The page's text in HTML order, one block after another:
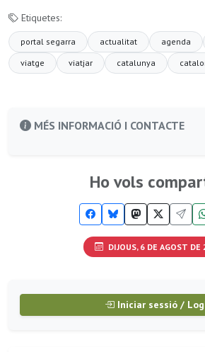
Etiquetes:
portal segarra actualitat agenda
viatge
viatjar catalunya
MÉS INFORMACIÓ I CONTACTE
Ho vols
DIJOUS, 6 DE AGOST DE
Iniciar sessió /